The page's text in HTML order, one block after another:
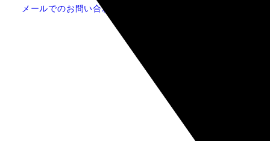
メールでのお問い合わせ
Webnation Asia設立のお